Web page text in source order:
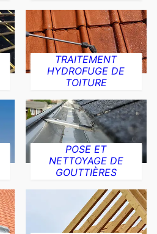
TRAITEMENT
HYDROFUGE DE
TOITURE
POSE ET
NETTOYAGE DE
GOUTTIÈRES